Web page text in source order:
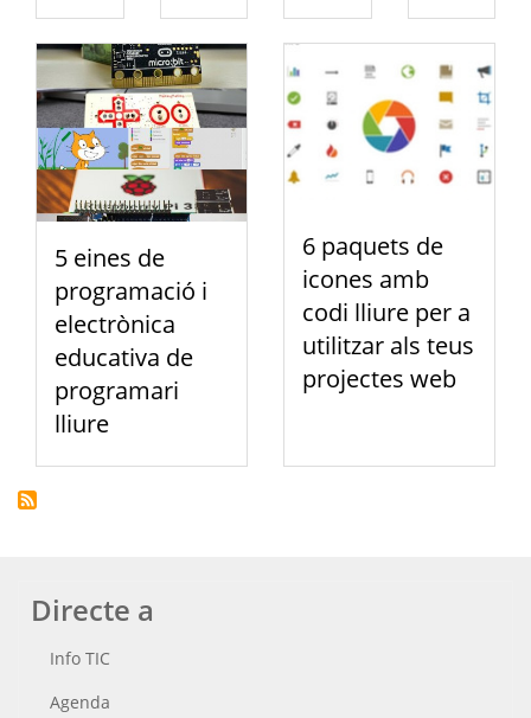
5 eines de
programació i
electrònica
educativa de
programari
lliure
6 paquets de
icones amb
codi lliure per a
utilitzar als teus
projectes web
Directe a
Info TIC
Agenda